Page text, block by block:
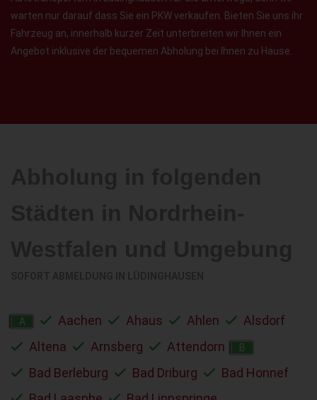
warten nur darauf dass Sie ein PKW verkaufen. Bieten Sie uns ihr
Fahrzeug an, innerhalb kurzer Zeit unterbreiten wir Ihnen ein
Angebot inklusive der bequemen Abholung bei Ihnen zu Hause.
A Aachen Ahaus Ahlen
Alsdorf
Altena
Arnsberg Attendorn B
Bad Berleburg Bad Driburg
Bad Honnef